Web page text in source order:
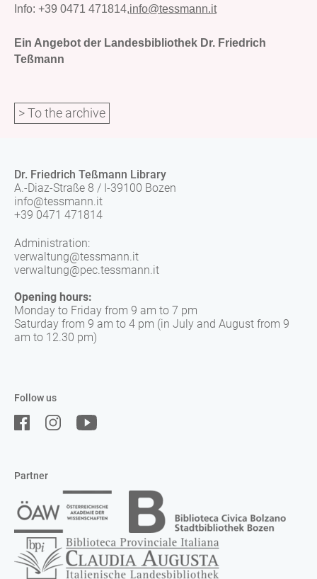
Info: +39 0471 471814,info@tessmann.it
Ein Angebot der Landesbibliothek Dr. Friedrich
Teßmann
> To the archive
Dr. Friedrich Teßmann Library
A.-Diaz-Straße 8 / I-39100 Bozen
info@tessmann.it
+39 0471 471814
Follow us
Administration:
verwaltung@tessmann.it
verwaltung@pec.tessmann.it
Opening hours:
Monday to Friday from 9 am to 7 pm
Saturday from 9 am to 4 pm (in July and August from 9
am to 12.30 pm)
Partner